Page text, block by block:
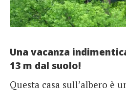
Una vacanza
13 m dal suolo!
Questa casa sull’albero è